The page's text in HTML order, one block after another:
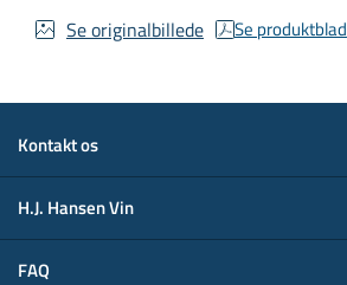
Se originalbillede
Se produktblad
Kontakt os
H.J. Hansen Vin
FAQ